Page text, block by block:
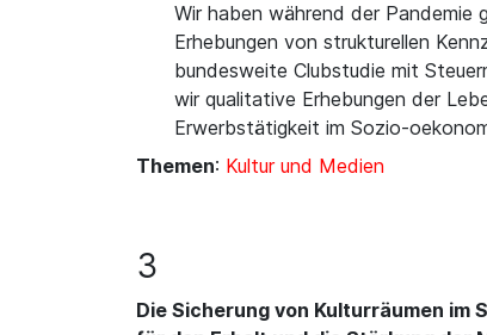
Wir haben während der
Erhebungen von strukturellen
bundesweite Clubstudie mit
wir qualitative Erhebungen der
Erwerbstätigkeit im Sozio-
Themen: Kultur und Medien
3
Die Sicherung von Kulturräumen im